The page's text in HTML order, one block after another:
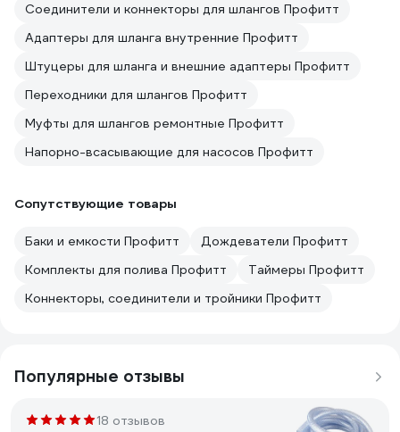
Соединители и коннекторы для шлангов Профитт
Адаптеры для шланга внутренние Профитт
Штуцеры для шланга и внешние адаптеры Профитт
Переходники для шлангов Профитт
Муфты для шлангов ремонтные Профитт
Напорно-всасывающие для насосов Профитт
Сопутствующие товары
Баки и емкости Профитт
Дождеватели Профитт
Комплекты для полива Профитт
Таймеры Профитт
Коннекторы, соединители и тройники Профитт
Популярные отзывы
18 отзывов